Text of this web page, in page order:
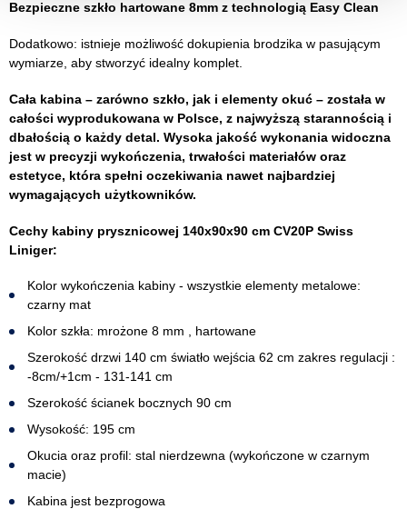
Bezpieczne szkło hartowane 8mm z technologią Easy Clean
Dodatkowo: istnieje możliwość dokupienia brodzika w pasującym
wymiarze, aby stworzyć idealny komplet.
Cała kabina – zarówno szkło, jak i elementy okuć – została w
całości wyprodukowana w Polsce, z najwyższą starannością i
dbałością o każdy detal. Wysoka jakość wykonania widoczna
jest w precyzji wykończenia, trwałości materiałów oraz
estetyce, która spełni oczekiwania nawet najbardziej
wymagających użytkowników.
Cechy kabiny prysznicowej 140x90x90 cm CV20P Swiss
Liniger:
Kolor wykończenia kabiny - wszystkie elementy metalowe:
czarny mat
Kolor szkła: mrożone 8 mm , hartowane
Szerokość drzwi 140 cm światło wejścia 62 cm zakres regulacji :
-8cm/+1cm - 131-141 cm
Szerokość ścianek bocznych 90 cm
Wysokość: 195 cm
Okucia oraz profil: stal nierdzewna (wykończone w czarnym
macie)
Kabina jest bezprogowa​